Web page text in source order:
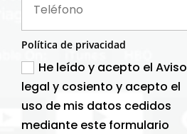
Política de privacidad
He leído y acepto el Aviso
legal y cosiento y acepto el
uso de mis datos cedidos
mediante este formulario